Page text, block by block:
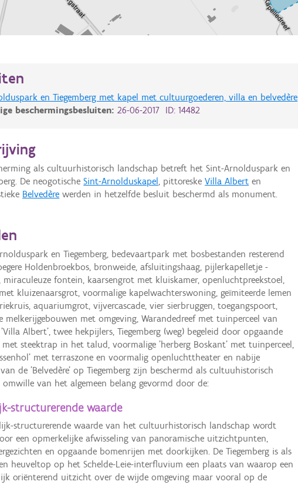
en Tiegemberg met kapel met cultuurgoederen, villa en belvedère
beschermingsbesluiten:26-06-2017 ID: 14482
als cultuurhistorisch landschap betreft het Sint-Arnolduspark en
De neogotischeSint-Arnolduskapel, pittoreskeVilla Albert en
Belvedère werden in hetzelfde besluit beschermd als monument.
en Tiegemberg, bedevaartpark met bosbestanden resterend
Holdenbroekbos, bronweide, afsluitingshaag, pijlerkapelletje -
fontein, kaarsengrot met kluiskamer, openluchtpreekstoel,
kluizenaarsgrot, voormalige kapelwachterswoning, geïmiteerde lemen
aquariumgrot, vijvercascade, vier sierbruggen, toegangspoort,
melkerijgebouwen met omgeving, Warandedreef met tuinperceel van
Albert', twee hekpijlers, Tiegemberg (weg) begeleid door opgaande
steektrap in het talud, voormalige 'herberg Boskant' met tuinperceel,
met terraszone en voormalig openluchttheater en nabije
de 'Belvedère' op Tiegemberg zijn beschermd als cultuuhistorisch
omwille van het algemeen belang gevormd door de:
structurerende waarde
structurerende waarde van het cultuurhistorisch landschap wordt
een opmerkelijke afwisseling van panoramische uitzichtpunten,
en opgaande bomenrijen met doorkijken. De Tiegemberg is als
heuveltop op het Schelde-Leie-interfluvium een plaats van waarop een
oriënterend uitzicht over de wijde omgeving maar vooral op de